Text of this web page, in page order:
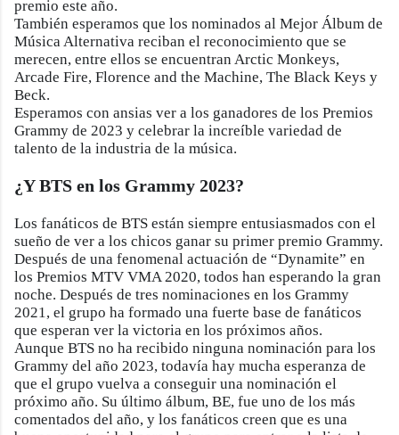
premio este año.
También esperamos que los nominados al Mejor Álbum de
Música Alternativa reciban el reconocimiento que se
merecen, entre ellos se encuentran Arctic Monkeys,
Arcade Fire, Florence and the Machine, The Black Keys y
Beck.
Esperamos con ansias ver a los ganadores de los Premios
Grammy de 2023 y celebrar la increíble variedad de
talento de la industria de la música.
¿Y BTS en los Grammy 2023?
Los fanáticos de BTS están siempre entusiasmados con el
sueño de ver a los chicos ganar su primer premio Grammy.
Después de una fenomenal actuación de “Dynamite” en
los Premios MTV VMA 2020, todos han esperando la gran
noche. Después de tres nominaciones en los Grammy
2021, el grupo ha formado una fuerte base de fanáticos
que esperan ver la victoria en los próximos años.
Aunque BTS no ha recibido ninguna nominación para los
Grammy del año 2023, todavía hay mucha esperanza de
que el grupo vuelva a conseguir una nominación el
próximo año. Su último álbum, BE, fue uno de los más
comentados del año, y los fanáticos creen que es una